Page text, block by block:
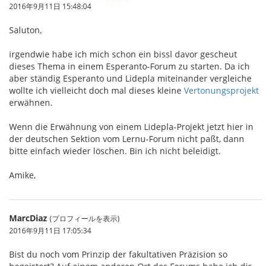
2016年9月11日 15:48:04
Saluton,
irgendwie habe ich mich schon ein bissl davor gescheut
dieses Thema in einem Esperanto-Forum zu starten. Da ich
aber ständig Esperanto und Lidepla miteinander vergleiche
wollte ich vielleicht doch mal dieses kleine Vertonungsprojekt
erwähnen.
Wenn die Erwähnung von einem Lidepla-Projekt jetzt hier in
der deutschen Sektion vom Lernu-Forum nicht paßt, dann
bitte einfach wieder löschen. Bin ich nicht beleidigt.
Amike,
MarcDiaz (プロフィールを表示)
2016年9月11日 17:05:34
Bist du noch vom Prinzip der fakultativen Präzision so